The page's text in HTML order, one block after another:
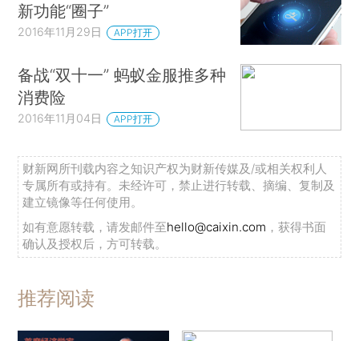
新功能“圈子”
2016年11月29日 APP打开
备战“双十一” 蚂蚁金服推多种
消费险
2016年11月04日 APP打开
财新网所刊载内容之知识产权为财新传媒及/或相关权利人
专属所有或持有。未经许可，禁止进行转载、摘编、复制及
建立镜像等任何使用。
如有意愿转载，请发邮件至hello@caixin.com ，获得书面
确认及授权后，方可转载。
推荐阅读